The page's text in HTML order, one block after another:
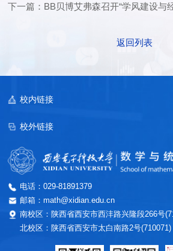
下一篇：BB贝博艾弗森召开“学风建设与
返回列表
电话：029-81891379
邮箱：math@xidian.edu.cn
南校区：陕西省西安市西沣路兴隆段266号
北校区：陕西省西安市太白南路2号(710071)
校内链接
校外链接